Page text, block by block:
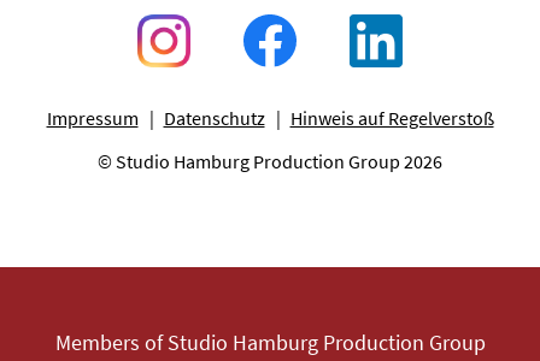
Impressum Datenschutz
Hinweis auf Regelverstoß
© Studio Hamburg Production Group 2026
Members of Studio Hamburg Production Group